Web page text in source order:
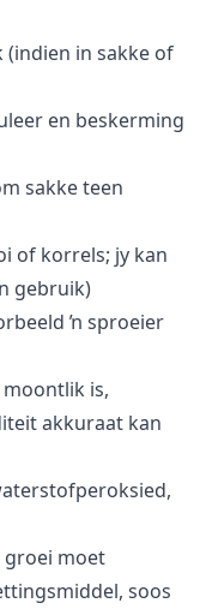
(indien in sakke of
en beskerming
sakke teen
of korrels; jy kan
gebruik)
ŉ sproeier
is,
akkuraat kan
groei moet
soos